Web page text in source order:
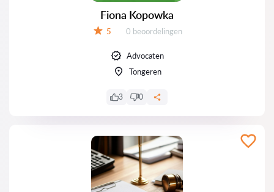
Fiona Kopowka
5 Beoordelingen:
0 beoordelingen
Advocaten
Tongeren
3 0